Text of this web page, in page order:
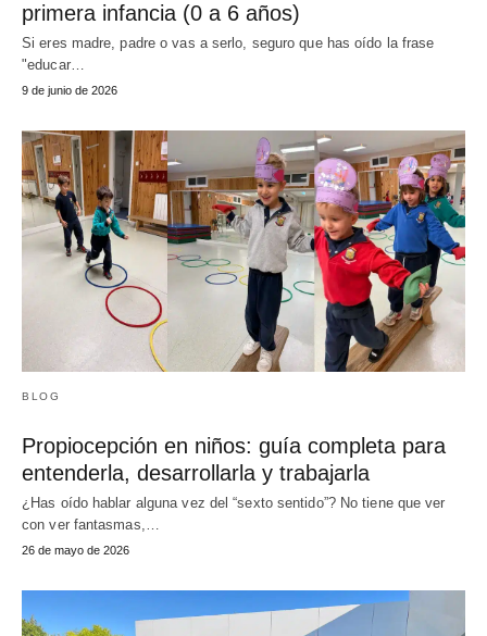
primera infancia (0 a 6 años)
Si eres madre, padre o vas a serlo, seguro que has oído la frase
"educar…
9 de junio de 2026
BLOG
Propiocepción en niños: guía completa para
entenderla, desarrollarla y trabajarla
¿Has oído hablar alguna vez del “sexto sentido”? No tiene que ver
con ver fantasmas,…
26 de mayo de 2026